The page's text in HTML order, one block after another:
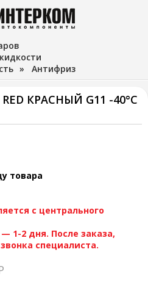
» Антифриз
КРАСНЫЙ G11 -40°С
товара
с центрального
1-2 дня. После заказа,
специалиста.